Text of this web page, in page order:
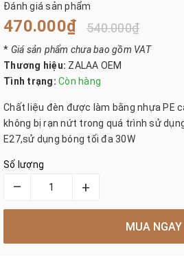
Đánh giá sản phẩm
470.000₫ 540.000₫
* Giá sản phẩm chưa bao gồm VAT
Thương hiệu: ZALAA OEM
Tình trạng: Còn hàng
Chất liệu đèn được làm bằng nhựa PE
không bị rạn nứt trong quá trình sử
E27,sử dụng bóng tối đa 30W
Số lượng
– +
MUA NGAY